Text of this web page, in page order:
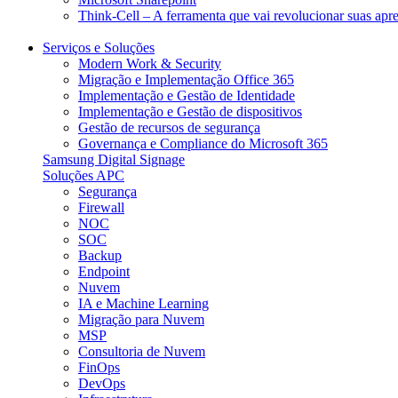
Think-Cell – A ferramenta que vai revolucionar suas
Serviços e Soluções
Modern Work & Security​
Migração e Implementação Office 365
Implementação e Gestão de Identidade
Implementação e Gestão de dispositivos
Gestão de recursos de segurança
Governança e Compliance do Microsoft 365
Samsung Digital Signage
Soluções APC
Segurança
Firewall
NOC
SOC
Backup
Endpoint
Nuvem
IA e Machine Learning
Migração para Nuvem
MSP
Consultoria de Nuvem
FinOps
DevOps